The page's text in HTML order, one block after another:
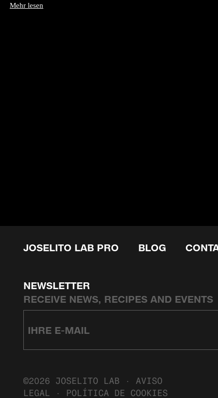
Mehr lesen
JOSELITO LAB PRO BLOG
NEWSLETTER
RECEIVE NEWS, RECIPES AND EVENTS
©2026 JOSELITO LAB · AVISO
LEGAL · POLÍTICA DE COOKIES